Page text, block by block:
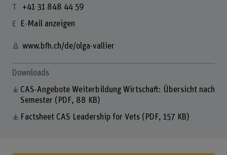
+41 31 848 44 59
E-Mail anzeigen
www.bfh.ch/de/olga-vallier
Downloads
CAS-Angebote Weiterbildung Wirtschaft: Übersicht nach
Semester (PDF, 88 KB)
Factsheet CAS Leadership for Vets (PDF, 157 KB)